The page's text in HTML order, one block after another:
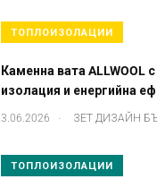
ТОПЛОИЗОЛАЦИИ
Каменна вата ALLWOOL
изолация и енергийна
3.06.2026 . ЗЕТ ДИЗАЙН
ТОПЛОИЗОЛАЦИИ